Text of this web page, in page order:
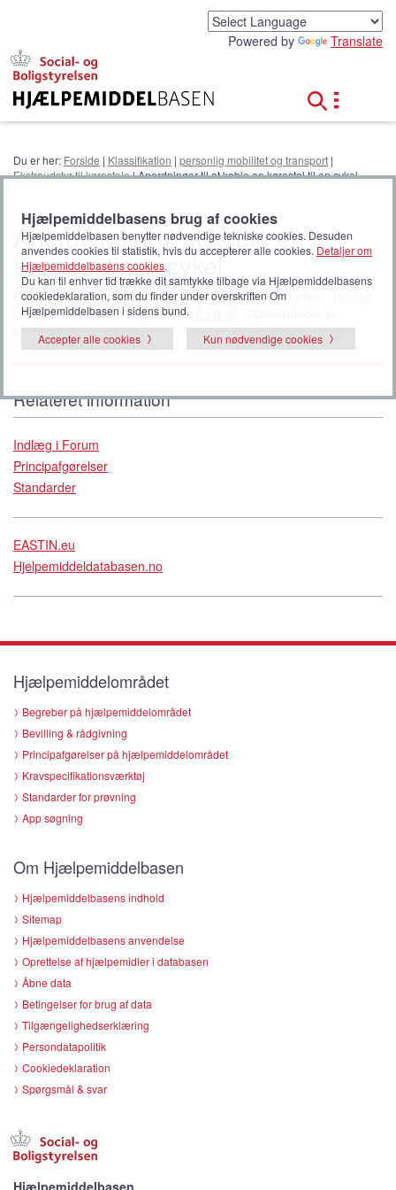
Powered by Translate
Du er her: Forside | Klassifikation | personlig mobilitet og transport |
Ekstraudstyr til kørestole| Anordninger til at koble en kørestol til en cykel
Anordninger til at koble en
kørestol til en cykel
Koblingssystemer, som forbinder en kørestol til en cykel. Tre- og
firehjulede foddrevne cykler se12 18 06
kørestole, se12 24 11.
Relateret information
Indlæg i Forum
Principafgørelser
Standarder
EASTIN.eu
Hjelpemiddeldatabasen.no
Hjælpemiddelområdet
Begreber på hjælpemiddelområdet
Bevilling & rådgivning
Principafgørelser på hjælpemiddelområdet
Kravspecifikationsværktøj
Standarder for prøvning
App søgning
Om Hjælpemiddelbasen
Hjælpemiddelbasens indhold
Sitemap
Hjælpemiddelbasens anvendelse
Oprettelse af hjælpemidler i databasen
Åbne data
Betingelser for brug af data
Tilgængelighedserklæring
Persondatapolitik
Cookiedeklaration
Spørgsmål & svar
Hjælpemiddelbasens brug af cookies
Hjælpemiddelbasen benytter nødvendige tekniske cookies. Desuden
anvendes cookies til statistik, hvis du accepterer alle cookies. Detaljer om
Hjælpemiddelbasens cookies.
Du kan til enhver tid trække dit samtykke tilbage via Hjælpemiddelbasens
cookiedeklaration, som du finder under overskriften Om
Hjælpemiddelbasen i sidens bund.
Accepter alle cookies
Kun nødvendige cookies